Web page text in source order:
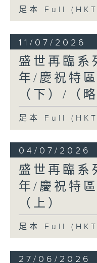
足本 Full
11/07/2026
盛世再臨系
年/慶祝特
（下）/（
足本 Full
04/07/2026
盛世再臨系
年/慶祝特
（上）
足本 Full
27/06/2026